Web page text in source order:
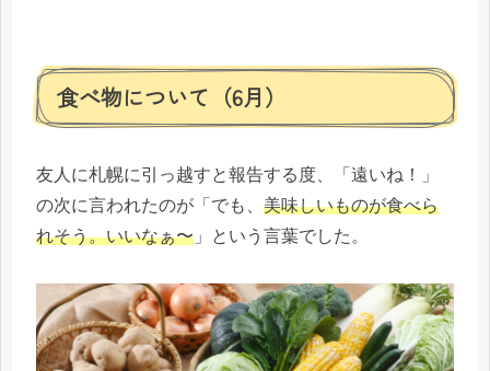
食べ物について（6月）
友人に札幌に引っ越すと報告する度、「遠いね！」
の次に言われたのが「でも、 美味しいものが食べら
れそう。いいなぁ〜 」という言葉でした。